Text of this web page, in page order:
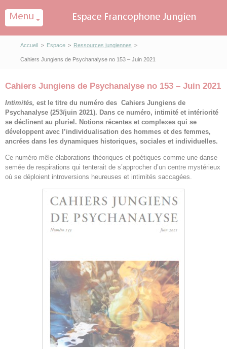
Accueil > Espace > Ressources jungiennes >
Cahiers Jungiens de Psychanalyse no 153 – Juin 2021
Cahiers Jungiens de Psychanalyse no 153 – Juin 2021
Intimités, est le titre du numéro des Cahiers Jungiens de
Psychanalyse (253/juin 2021). Dans ce numéro, intimité et intériorité
se déclinent au pluriel. Notions récentes et complexes qui se
développent avec l’individualisation des hommes et des femmes,
ancrées dans les dynamiques historiques, sociales et individuelles.
Ce numéro mêle élaborations théoriques et poétiques comme une danse
semée de respirations qui tenterait de s’approcher d’un centre mystérieux
où se déploient introversions heureuses et intimités saccagées.